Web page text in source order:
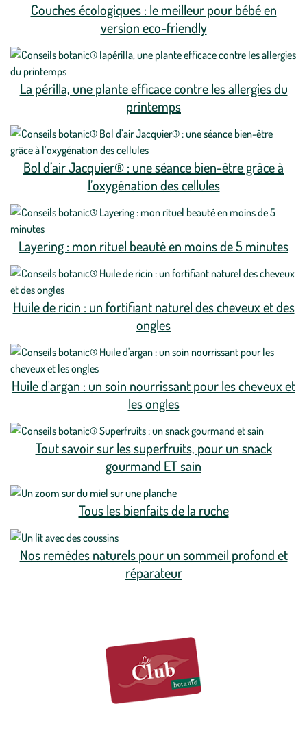
Couches écologiques : le meilleur pour bébé en
version eco-friendly
La périlla, une plante efficace contre les allergies du
printemps
Bol d’air Jacquier® : une séance bien-être grâce à
l’oxygénation des cellules
Layering : mon rituel beauté en moins de 5 minutes
Huile de ricin : un fortifiant naturel des cheveux et des
ongles
Huile d'argan : un soin nourrissant pour les cheveux et
les ongles
Tout savoir sur les superfruits, pour un snack
gourmand ET sain
Tous les bienfaits de la ruche
Nos remèdes naturels pour un sommeil profond et
réparateur